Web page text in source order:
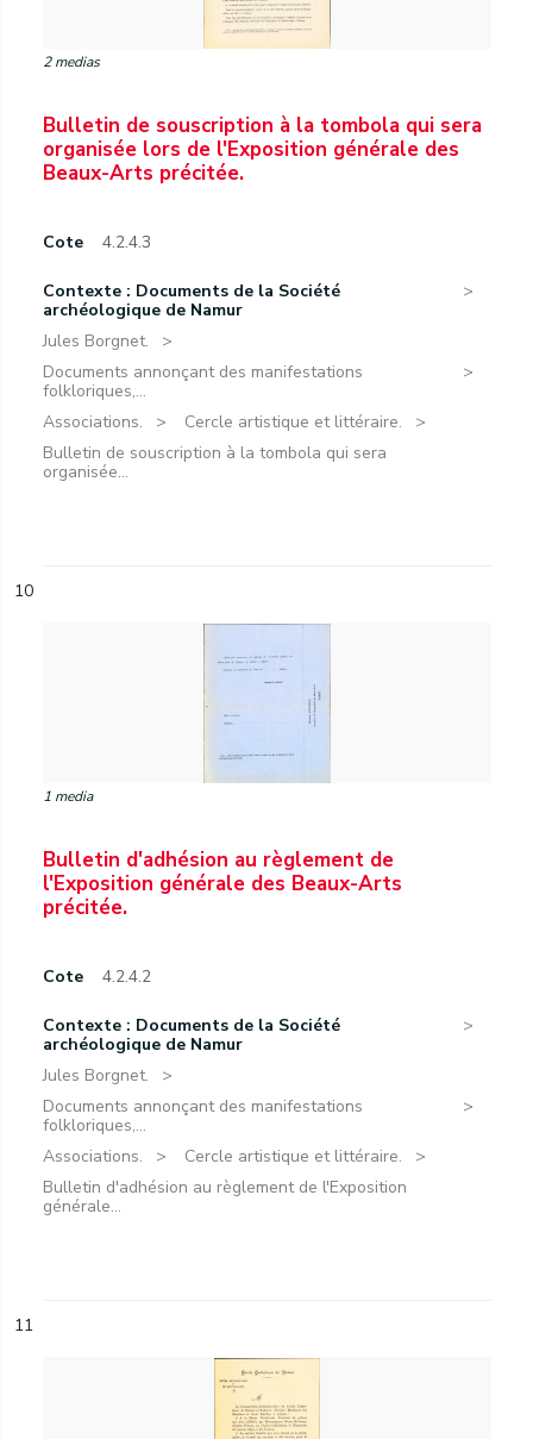
2 medias
Bulletin de souscription à la tombola qui sera
organisée lors de l'Exposition générale des
Beaux-Arts précitée.
Cote 4.2.4.3
Contexte : Documents de la Société
archéologique de Namur
Jules Borgnet.
Documents annonçant des manifestations
folkloriques,...
Associations.
Cercle artistique et littéraire.
Bulletin de souscription à la tombola qui sera
organisée...
10
1 media
Bulletin d'adhésion au règlement de
l'Exposition générale des Beaux-Arts
précitée.
Cote 4.2.4.2
Contexte : Documents de la Société
archéologique de Namur
Jules Borgnet.
Documents annonçant des manifestations
folkloriques,...
Associations.
Cercle artistique et littéraire.
Bulletin d'adhésion au règlement de l'Exposition
générale...
11